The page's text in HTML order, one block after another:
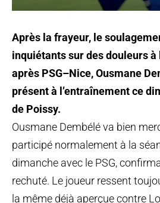
Après la frayeur, le
inquiétants sur des douleurs
après PSG–Nice, Ousmane
présent à l’entraînement ce
de Poissy.
Ousmane Dembélé va bien
participé normalement à la
dimanche avec le PSG,
rechuté. Le joueur ressent
la même déjà aperçue contre